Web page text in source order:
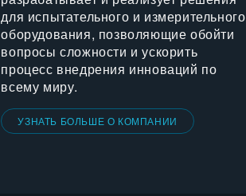
для испытательного и измерительного
оборудования, позволяющие обойти
вопросы сложности и ускорить
процесс внедрения инноваций по
всему миру.
УЗНАТЬ БОЛЬШЕ О КОМПАНИИ